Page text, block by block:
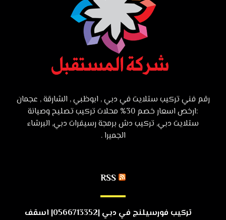
رقم فني تركيب ستلايت في دبي , ابوظبي , الشارقة , عجمان
:ارخص اسعار خصم 30% محلات تركيب تصليح وصيانة
ستلايت دبي, تركيب دش برمجة رسيفرات دبي, البرشاء
الجميرا .
RSS
تركيب فورسيلنج في دبي |0566713352| اسقف